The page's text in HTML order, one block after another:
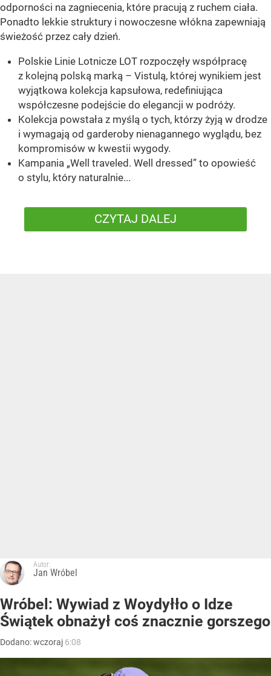
odporności na zagniecenia, które pracują z ruchem ciała.
Ponadto lekkie struktury i nowoczesne włókna zapewniają
świeżość przez cały dzień.
Polskie Linie Lotnicze LOT rozpoczęły współpracę
z kolejną polską marką – Vistulą, której wynikiem jest
wyjątkowa kolekcja kapsułowa, redefiniująca
współczesne podejście do elegancji w podróży.
Kolekcja powstała z myślą o tych, którzy żyją w drodze
i wymagają od garderoby nienagannego wyglądu, bez
kompromisów w kwestii wygody.
Kampania „Well traveled. Well dressed” to opowieść
o stylu, który naturalnie...
CZYTAJ DALEJ
Autor:
Jan Wróbel
Wróbel: Wywiad z Woydyłło o Idze
Świątek obnażył coś znacznie gorszego
Dodano:wczoraj 6:08